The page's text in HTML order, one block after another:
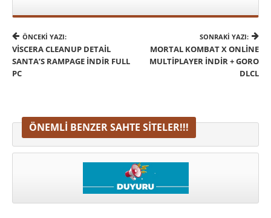
ÖNCEKI YAZI:
VISCERA CLEANUP DETAIL
SANTA’S RAMPAGE İNDIR FULL
PC
SONRAKI YAZI:
MORTAL KOMBAT X ONLINE
MULTIPLAYER INDIR + GORO
DLCL
ÖNEMLI BENZER SAHTE SITELER!!!